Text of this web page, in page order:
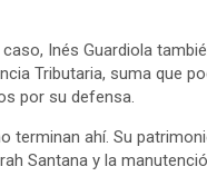
Inés Guardiola
Tributaria, suma que
por su defensa.
terminan ahí. Su
Santana y la